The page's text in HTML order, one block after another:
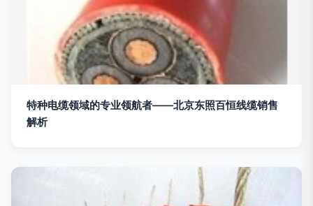
特种电缆领域的专业领航者——北京东照百恒线缆销售
解析